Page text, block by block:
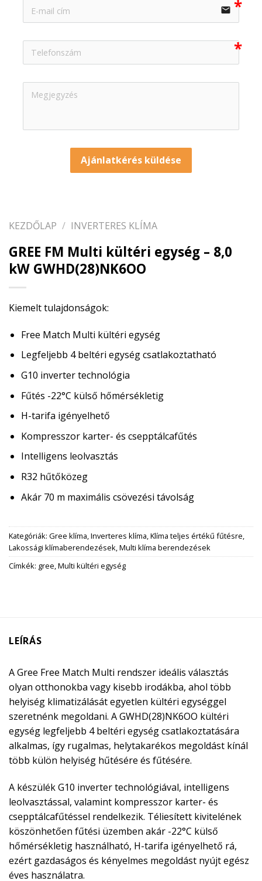
email
Ajánlatkérés küldése
KEZDŐLAP / INVERTERES KLÍMA
GREE FM Multi kültéri egység – 8,0
kW GWHD(28)NK6OO
Kiemelt tulajdonságok:
Free Match Multi kültéri egység
Legfeljebb 4 beltéri egység csatlakoztatható
G10 inverter technológia
Fűtés -22°C külső hőmérsékletig
H-tarifa igényelhető
Kompresszor karter- és csepptálcafűtés
Intelligens leolvasztás
R32 hűtőközeg
Akár 70 m maximális csövezési távolság
Kategóriák: Gree klíma,Inverteres klíma,Klíma teljes értékű fűtésre,
Lakossági klímaberendezések,Multi klíma berendezések
Címkék: gree,Multi kültéri egység
LEÍRÁS
A Gree Free Match Multi rendszer ideális választás
olyan otthonokba vagy kisebb irodákba, ahol több
helyiség klimatizálását egyetlen kültéri egységgel
szeretnénk megoldani. A GWHD(28)NK6OO kültéri
egység legfeljebb 4 beltéri egység csatlakoztatására
alkalmas, így rugalmas, helytakarékos megoldást kínál
több külön helyiség hűtésére és fűtésére.
A készülék G10 inverter technológiával, intelligens
leolvasztással, valamint kompresszor karter- és
csepptálcafűtéssel rendelkezik. Téliesített kivitelének
köszönhetően fűtési üzemben akár -22°C külső
hőmérsékletig használható, H-tarifa igényelhető rá,
ezért gazdaságos és kényelmes megoldást nyújt egész
éves használatra.